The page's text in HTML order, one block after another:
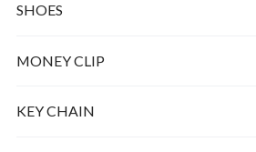
SHOES
MONEY CLIP
KEY CHAIN